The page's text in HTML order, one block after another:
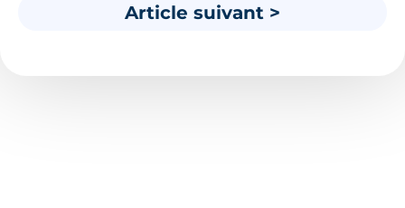
Article suivant >